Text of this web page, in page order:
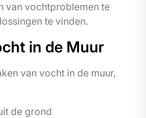
van vochtproblemen te
te vinden.
in de Muur
van vocht in de muur,
de grond